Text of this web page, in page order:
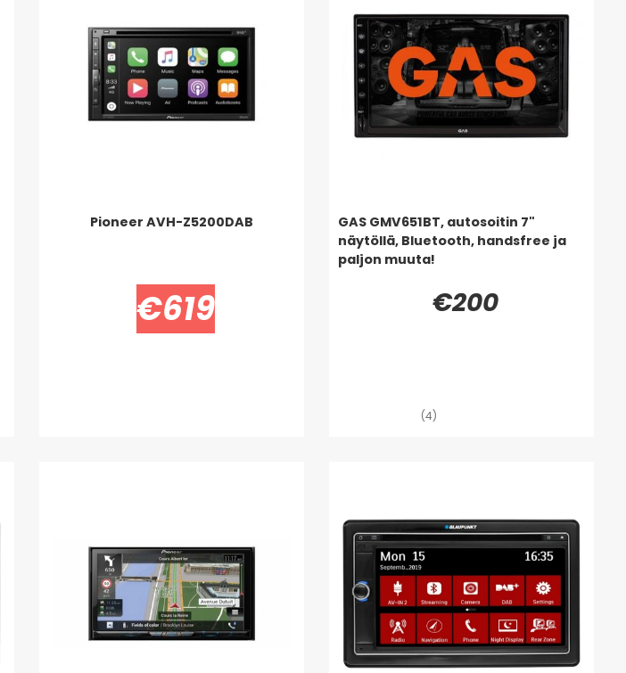
Pioneer AVH-Z5200DAB
€619
GAS GMV651BT, autosoitin 7"
näytöllä, Bluetooth, handsfree ja
paljon muuta!
€200
(4)